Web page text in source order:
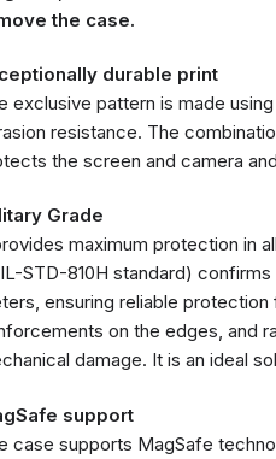
grey
the case.
durable print
exclusive pattern is made
resistance. The
the screen and camera
Grade
maximum protection in
STD-810H standard)
ensuring reliable
on the edges, and
damage. It is an ideal
support
case supports MagSafe